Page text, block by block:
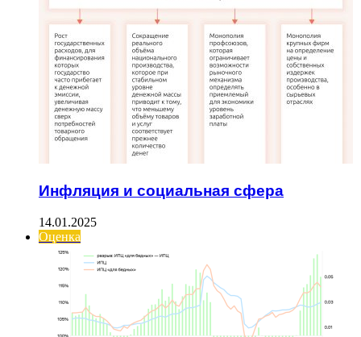
Инфляция и социальная сфера
14.01.2025
Оценка